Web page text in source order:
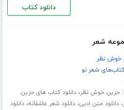
دانلود کتاب
شعر
نظر
شعر نو
حزین خوش نظر،دانلود کتاب های حزین
،دانلود متن ادبی،دانلود شعر عاشقانه،دانلود